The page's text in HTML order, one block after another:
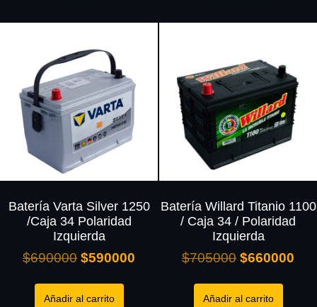
Batería Varta Silver 1250
/Caja 34 Polaridad
Izquierda
$690000 $590000
Añadir al carrito
Batería Willard Titanio 1100
/ Caja 34 / Polaridad
Izquierda
$705000 $660000
Añadir al carrito